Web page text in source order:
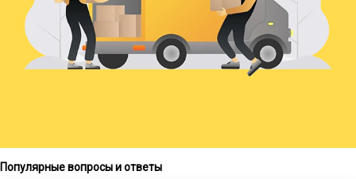
Популярные вопросы и ответы